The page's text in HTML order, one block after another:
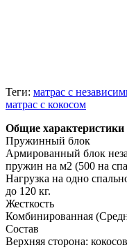
Теги: матрас с
матрас с кокосом
Общие характеристики
Пружинный блок
Армированный блок
пружин на м2 (500 на
Нагрузка на одно
до 120 кг.
Жесткость
Комбинированная
Состав
Верхняя сторона: